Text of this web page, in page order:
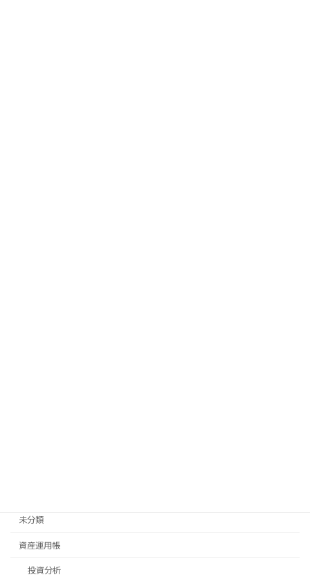
未分類
資産運用帳
投資分析